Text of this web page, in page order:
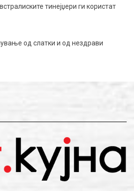
тинејџери ги користат
од слатки и од нездрави